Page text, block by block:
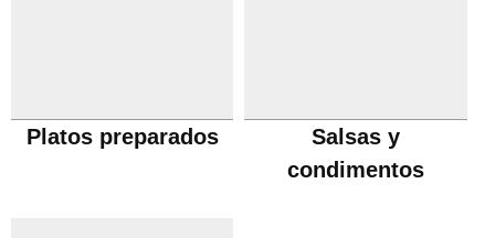
Platos preparados
Salsas y
condimentos